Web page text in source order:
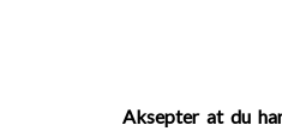
Aksepter at du